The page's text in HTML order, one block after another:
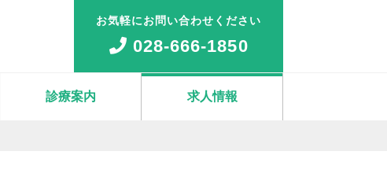
お気軽にお問い合わせください
028-666-1850
診療案内 求人情報